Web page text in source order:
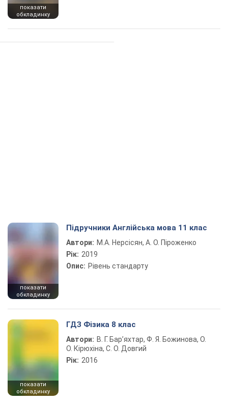
показати
обкладинку
показати
обкладинку
Підручники Англійська мова 11 клас
Автори: М.А. Нерсісян, А. О. Піроженко
Рік: 2019
Опис: Рівень стандарту
показати
обкладинку
ГДЗ Фізика 8 клас
Автори: В. Г. Бар’яхтар, Ф. Я. Божинова, О.
О. Кірюхіна, С. О. Довгий
Рік: 2016